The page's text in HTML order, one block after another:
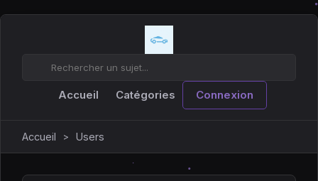
Accueil Catégories Connexion
Accueil > Users